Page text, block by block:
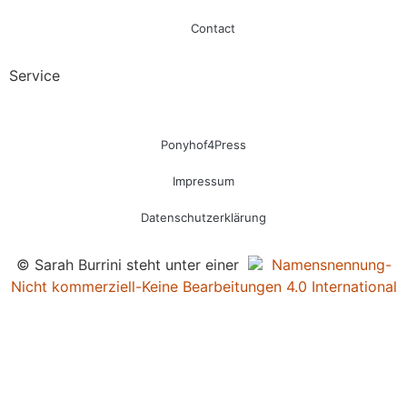
Contact
Service
Ponyhof4Press
Impressum
Datenschutzerklärung
© Sarah Burrini steht unter einer
Namensnennung-
Nicht kommerziell-Keine Bearbeitungen 4.0 International